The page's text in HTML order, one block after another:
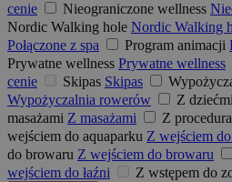
cenie
Nieograniczone wellness
Nordic Walking hole Nordic Walking
Połączone z spa
Program animacji
Prywatne wellness Prywatne wellness
cenie
Skipas Skipas
Wypożyczalnia rowerów
Z
masażami Z masażami Z
wejściem do aquaparku Z wejściem
do browaru Z wejściem do browaru
wejściem do łaźni
Z wstępem do